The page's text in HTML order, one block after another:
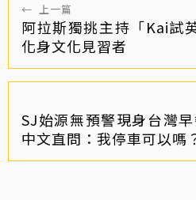
← 上一篇
阿拉斯獨挑主持「Kai試
化身文化見習者
SJ始源無預警現身台灣早
中文直問：我停車可以嗎